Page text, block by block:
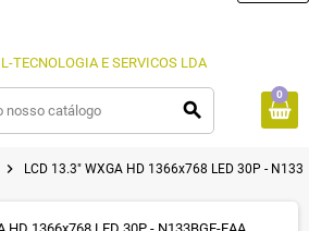
search
0
chevron_right LCD 13.3" WXGA HD 1366x768 LED 30P -